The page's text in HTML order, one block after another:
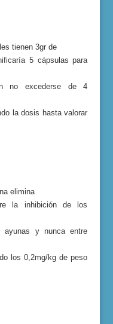
tienen 3gr de
5 cápsulas para
no excederse de 4
la dosis hasta valorar
elimina
la inhibición de los
y nunca entre
los 0,2mg/kg de peso